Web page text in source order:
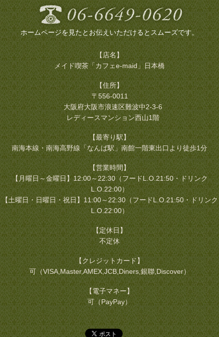
ホームページを見たとお伝えいただけるとスムーズです。
【店名】
メイド喫茶「カフェe-maid」日本橋
【住所】
〒556-0011
大阪府大阪市浪速区難波中2-3-6
レディースマンション西山1階
【最寄り駅】
南海本線・南海高野線「なんば駅」南館一階東出口より徒歩1分
【営業時間】
【月曜日～金曜日】12:00～22:30（フードL.O.21:50・ドリンク
L.O.22:00）
【土曜日・日曜日・祝日】11:00～22:30（フードL.O.21:50・ドリンク
L.O.22:00）
【定休日】
不定休
【クレジットカード】
可（VISA,Master,AMEX,JCB,Diners,銀聯,Discover）
【電子マネー】
可（PayPay）